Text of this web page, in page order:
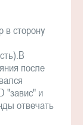
в сторону
после
"завис" и
отвечать